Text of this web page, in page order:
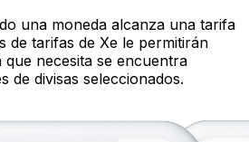
una moneda alcanza una tarifa
de tarifas de Xe le permitirán
necesita se encuentra
de divisas seleccionados.